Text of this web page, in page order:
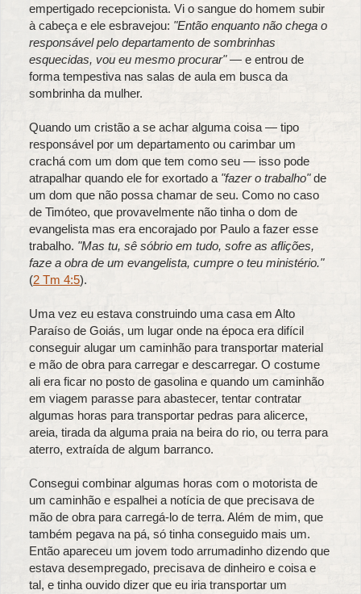
empertigado recepcionista. Vi o sangue do homem subir
à cabeça e ele esbravejou: "Então enquanto não chega o
responsável pelo departamento de sombrinhas
esquecidas, vou eu mesmo procurar"— e entrou de
forma tempestiva nas salas de aula em busca da
sombrinha da mulher.
Quando um cristão a se achar alguma coisa — tipo
responsável por um departamento ou carimbar um
crachá com um dom que tem como seu — isso pode
atrapalhar quando ele for exortado a "fazer o trabalho"de
um dom que não possa chamar de seu. Como no caso
de Timóteo, que provavelmente não tinha o dom de
evangelista mas era encorajado por Paulo a fazer esse
trabalho. "Mas tu, sê sóbrio em tudo, sofre as aflições,
faze a obra de um evangelista, cumpre o teu ministério."
(2 Tm 4:5).
Uma vez eu estava construindo uma casa em Alto
Paraíso de Goiás, um lugar onde na época era difícil
conseguir alugar um caminhão para transportar material
e mão de obra para carregar e descarregar. O costume
ali era ficar no posto de gasolina e quando um caminhão
em viagem parasse para abastecer, tentar contratar
algumas horas para transportar pedras para alicerce,
areia, tirada da alguma praia na beira do rio, ou terra para
aterro, extraída de algum barranco.
Consegui combinar algumas horas com o motorista de
um caminhão e espalhei a notícia de que precisava de
mão de obra para carregá-lo de terra. Além de mim, que
também pegava na pá, só tinha conseguido mais um.
Então apareceu um jovem todo arrumadinho dizendo que
estava desempregado, precisava de dinheiro e coisa e
tal, e tinha ouvido dizer que eu iria transportar um